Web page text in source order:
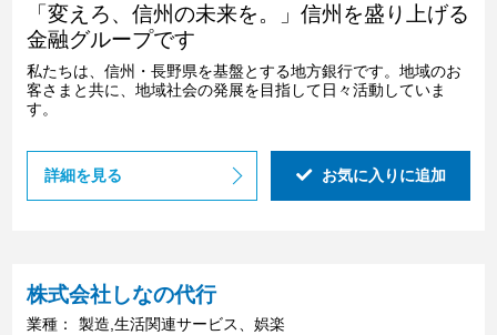
「変えろ、信州の未来を。」信州を盛り上げる
金融グループです
私たちは、信州・長野県を基盤とする地方銀行です。地域のお
客さまと共に、地域社会の発展を目指して日々活動していま
す。
詳細を見る お気に入りに追加
株式会社しなの代行
業種： 製造,生活関連サービス、娯楽